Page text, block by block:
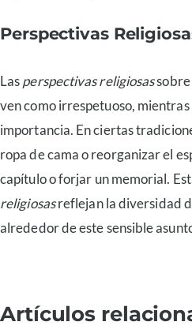
Perspectivas
Lasperspectivas religiosassobre
ven como irrespetuoso,
importancia. En ciertas
ropa de cama o reorganizar el
capítulo o forjar un memorial.
religiosasreflejan la diversidad
alrededor de este sensible
Artículos